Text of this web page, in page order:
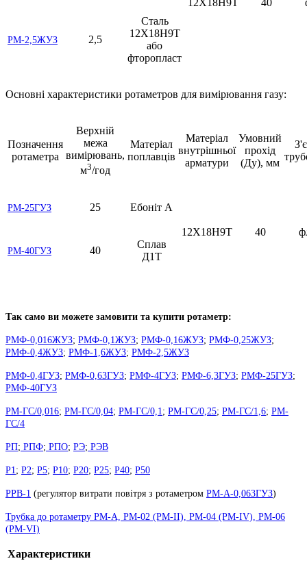
РМ-2,5ЖУЗ 2,5
Сталь
12Х18Н9Т
або
фторопласт
Основні характеристики ротаметров для вимірювання газу:
Позначення
ротаметра
Верхній
межа
вимірювань,
м3/год
Матеріал
поплавців
Матеріал
внутрішньої
арматури
Умовний
прохід
(Ду), мм
РМ-25ГУЗ 25 Ебоніт А
12Х18Н9Т 40
РМ-40ГУЗ 40
Сплав
Д1Т
Так само ви можете замовити та купити ротаметр:
РМФ-0,016ЖУЗ; РМФ-0,1ЖУЗ; РМФ-0,16ЖУЗ; РМФ-0,25ЖУЗ;
РМФ-0,4ЖУЗ; РМФ-1,6ЖУЗ; РМФ-2,5ЖУЗ
РМФ-0,4ГУЗ; РМФ-0,63ГУЗ; РМФ-4ГУЗ; РМФ-6,3ГУЗ; РМФ-25ГУЗ;
РМФ-40ГУЗ
РМ-ГС/0,016; РМ-ГС/0,04; РМ-ГС/0,1 ; РМ-ГС/0,25; РМ-ГС/1,6; РМ-
ГС/4
РП; РПФ; РПО; РЭ; РЭВ
Р1 ; Р2; Р5; Р10; Р20; Р25; Р40; Р50
РРВ-1 (регулятор витрати повітря з ротаметром РМ-А-0,063ГУЗ)
Трубка до ротаметру РМ-А, РМ-02 (РМ-II), РМ-04 (РМ-IV), РМ-06
(РМ-VI)
Характеристики